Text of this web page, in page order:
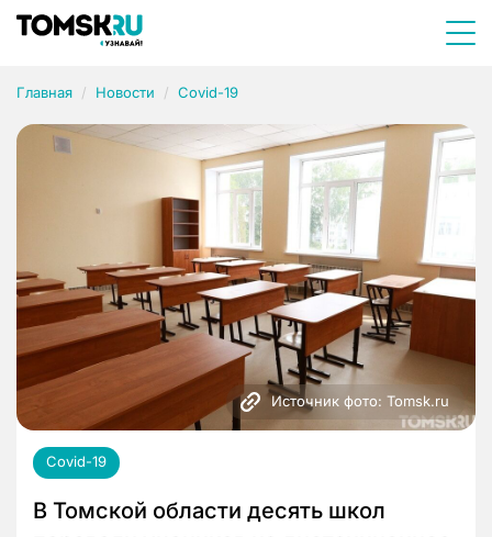
Главная Новости Covid-19
Источник фото: Tomsk.ru
Covid-19
В Томской области десять школ